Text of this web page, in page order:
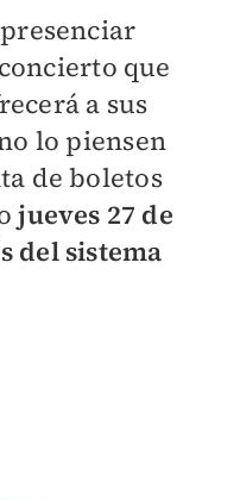
que
a sus
lo piensen
de boletos
jueves 27 de
del sistema